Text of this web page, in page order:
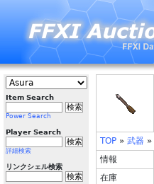
Item Search
Power Search
Player Search
詳細検索
リンクシェル検索
TOP » 武器 »
情報
在庫